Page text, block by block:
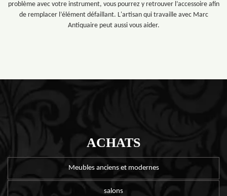
problème avec votre instrument, vous pourrez y retrouver l’accessoire afin
de remplacer l’élément défaillant. L'artisan qui travaille avec Marc
Antiquaire peut aussi vous aider.
ACHATS
Meubles anciens et modernes
salons